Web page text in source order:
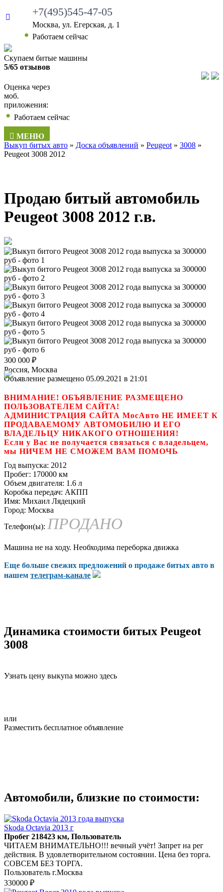
+7(495)545-47-05
Москва, ул. Егерская, д. 1
Работаем сейчас
Скупаем битые машины
5/65 отзывов
Оценка через
моб.
приложения:
Работаем сейчас
МЕНЮ
Выкуп битых авто » Доска объявлений » Peugeot » 3008 »
Peugeot 3008 2012
Продаю битый автомобиль
Peugeot 3008 2012 г.в.
300 000 ₽
Россия, Москва
Объявление размещено 05.09.2021 в 21:01
ВНИМАНИЕ! ОБЪЯВЛЕНИЕ РАЗМЕЩЕНО
ПОЛЬЗОВАТЕЛЕМ САЙТА!
АДМИНИСТРАЦИЯ САЙТА МосАвто НЕ ИМЕЕТ К
ПРОДАВАЕМОМУ АВТОМОБИЛЮ И ЕГО
ВЛАДЕЛЬЦУ НИКАКОГО ОТНОШЕНИЯ!
Если у Вас не получается связаться с владельцем,
мы НИЧЕМ НЕ СМОЖЕМ ВАМ ПОМОЧЬ
Год выпуска: 2012
Пробег: 170000 км
Объем двигателя: 1.6 л
Коробка передач: АКПП
Имя: Михаил Лядецкий
Город: Москва
Телефон(ы): ПРОДАНО
Машина не на ходу. Необходима переборка движка
Еще больше свежих предложений о продаже битых авто в
нашем телеграм-канале
Динамика стоимости битых Peugeot
3008
Узнать цену выкупа можно здесь
или
Разместить бесплатное объявление
Автомобили, близкие по стоимости:
Skoda Octavia 2013 г
Пробег 218423 км, Пользователь
ЧИТАЕМ ВНИМАТЕЛЬНО!!! вечный учёт! Запрет на рег
действия. В удовлетворительном состоянии. Цена без торга.
СОВСЕМ БЕЗ ТОРГА.
Пользователь г.Москва
330000 ₽